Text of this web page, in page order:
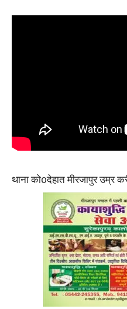
थाना को0देहात मीरजापुर उम्र